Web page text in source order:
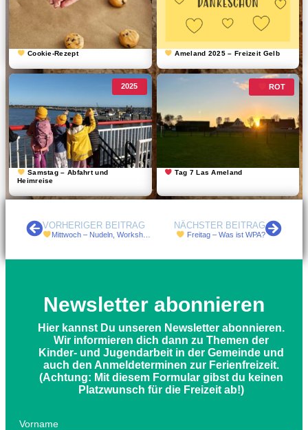
Cookie-Rezept Ameland 2025 – Freizeit Gelb
2025
Samstag – Abfahrt und
Heimreise
ROT
Tag 7 Las Ameland
VORHERIGER BEITRAG
Mittwoch – Nudeln, Workshop & Schwimm-Party
NÄCHSTER BEITRAG
Freitag – Was ist WPA?
Newsletter abonnieren
Hier kannst Du unseren Newsletter abonnieren.
Wir informieren dich dann zu Themen der
Kinder- und Jugendarbeit in der Gemeinde und
auch den Anmeldeterminen zur Ferienfreizeit.
(Achtung: Mit diesem Formular gibst du keinen
Platzwunsch für die Freizeit ab!)
Vorname